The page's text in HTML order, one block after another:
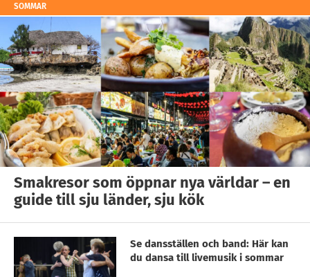
SOMMAR
Smakresor som öppnar nya världar – en
guide till sju länder, sju kök
Se dansställen och band: Här kan
du dansa till livemusik i sommar